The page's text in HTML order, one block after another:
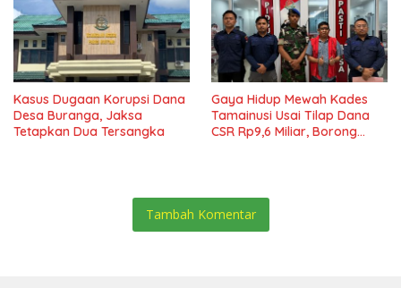
Kasus Dugaan Korupsi Dana
Desa Buranga, Jaksa
Tetapkan Dua Tersangka
Gaya Hidup Mewah Kades
Tamainusi Usai Tilap Dana
CSR Rp9,6 Miliar, Borong
Tambah Komentar